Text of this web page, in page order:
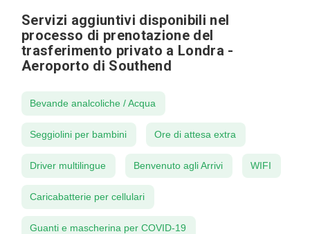
Servizi aggiuntivi disponibili nel
processo di prenotazione del
trasferimento privato a Londra -
Aeroporto di Southend
Bevande analcoliche / Acqua
Seggiolini per bambini Ore di attesa extra
Driver multilingue Benvenuto agli Arrivi WIFI
Caricabatterie per cellulari
Guanti e mascherina per COVID-19